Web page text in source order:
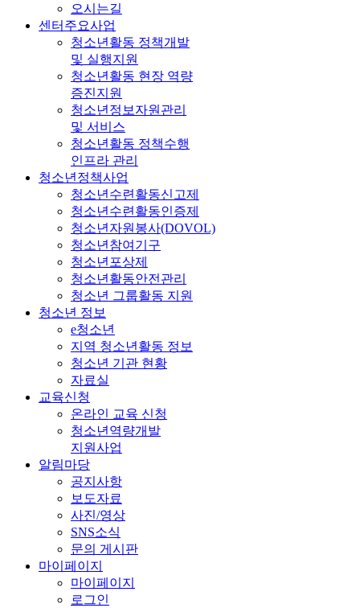
오시는길
센터주요사업
청소년활동 정책개발
및 실행지원
청소년활동 현장 역량
증진지원
청소년정보자원관리
및 서비스
청소년활동 정책수행
인프라 관리
청소년정책사업
청소년수련활동신고제
청소년수련활동인증제
청소년자원봉사(DOVOL)
청소년참여기구
청소년포상제
청소년활동안전관리
청소년 그룹활동 지원
청소년 정보
e청소년
지역 청소년활동 정보
청소년 기관 현황
자료실
교육신청
온라인 교육 신청
청소년역량개발
지원사업
알림마당
공지사항
보도자료
사진/영상
SNS소식
문의 게시판
마이페이지
마이페이지
로그인